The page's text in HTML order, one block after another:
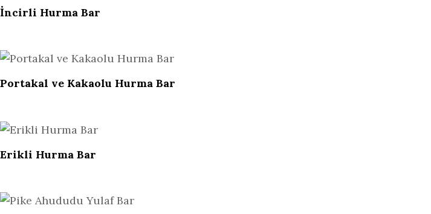
İncirli Hurma Bar
Portakal ve Kakaolu Hurma Bar
Erikli Hurma Bar